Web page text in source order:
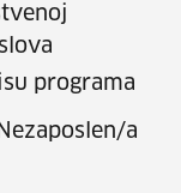
programa
a